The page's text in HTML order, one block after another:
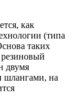
как
(типа
таких
двумя
шлангами, на